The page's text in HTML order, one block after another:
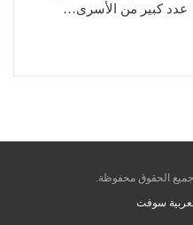
عدد كبير من الأسرى…
سوفت